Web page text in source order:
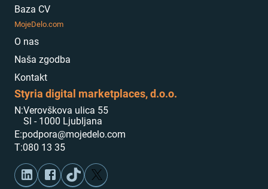
Baza CV
MojeDelo.com
O nas
Naša zgodba
Kontakt
Styria digital marketplaces, d.o.o.
N:Verovškova ulica 55
Sl - 1000 Ljubljana
E:podpora@mojedelo.com
T:080 13 35